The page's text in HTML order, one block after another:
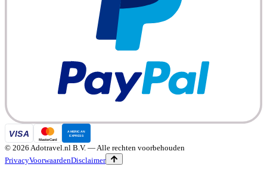
© 2026 Adotravel.nl B.V. — Alle rechten voorbehouden
PrivacyVoorwaardenDisclaimer